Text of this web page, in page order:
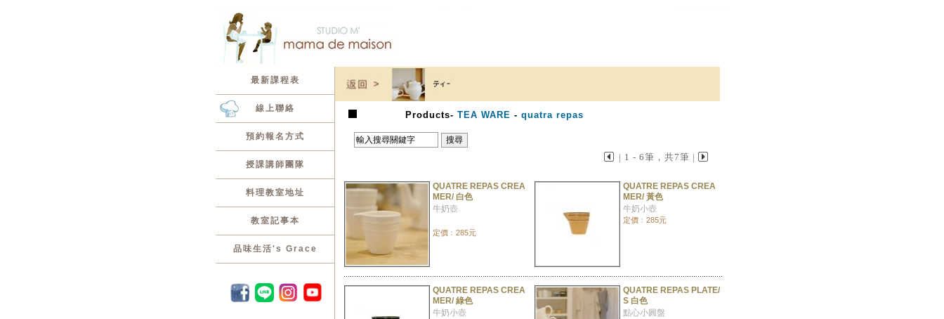
最新課程表
線上聯絡
預約報名方式
授課講師團隊
料理教室地址
教室記事本
品味生活's Grace
Products- TEA WARE - quatra repas
| 1 - 6筆，共7筆 |
QUATRE REPAS CREA
MER/ 白色
牛奶壺
定價﹕285元
QUATRE REPAS CREA
MER/ 黃色
牛奶小壺
定價﹕285元
QUATRE REPAS CREA
MER/ 綠色
牛奶小壺
QUATRE REPAS PLATE/
S 白色
點心小圓盤